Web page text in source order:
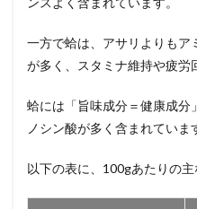
一方で蛤は、アサリよりもア
が多く、スタミナ維持や疲労
蛤には「旨味成分＝健康成分
ノシン酸が多く含まれていま
以下の表に、100gあたりの主